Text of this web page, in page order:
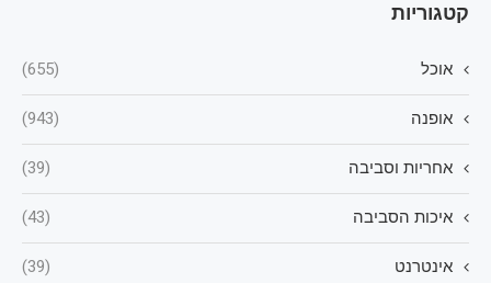
קטגוריות
אוכל (655)
אופנה (943)
אחריות וסביבה (39)
איכות הסביבה (43)
אינטרנט (39)